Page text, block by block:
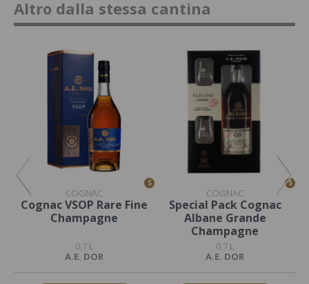
Altro dalla stessa cantina
S
COGNAC
Cognac VSOP Rare Fine
Champagne
0,7 L
A.E. DOR
S
COGNAC
Special Pack Cognac
Albane Grande
Champagne
0,7 L
A.E. DOR